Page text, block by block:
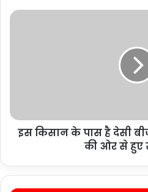
इस किसान के पास है देसी
की ओर से हुए